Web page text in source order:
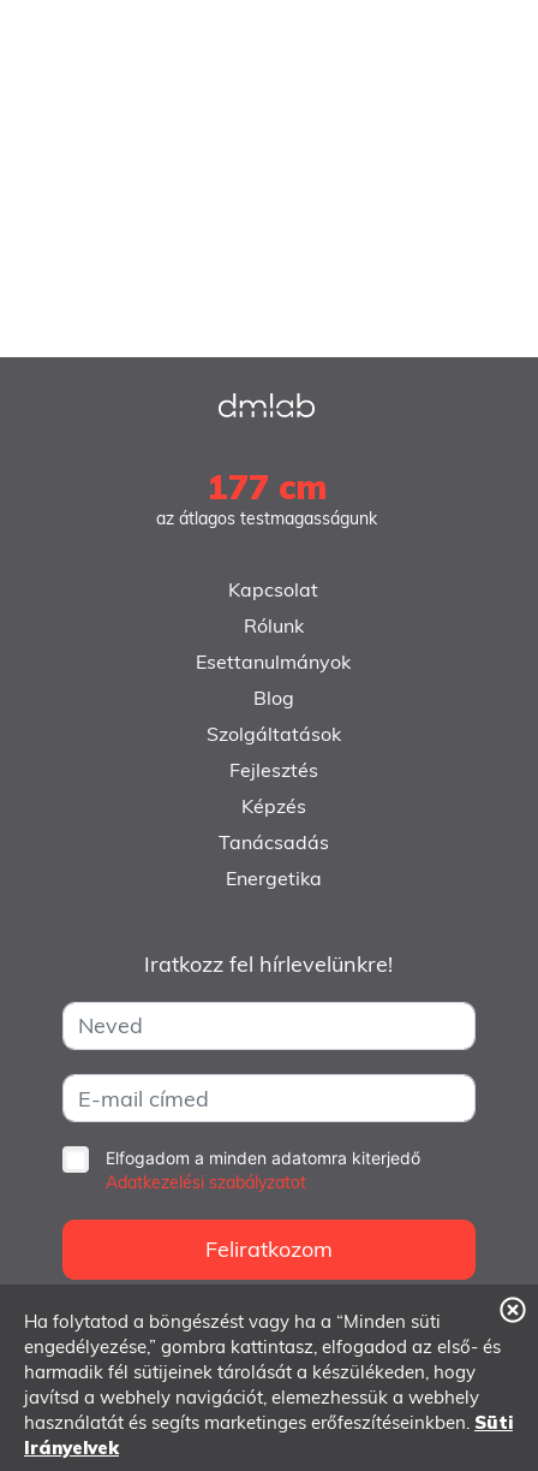
177 cm
az átlagos testmagasságunk
Kapcsolat
Rólunk
Esettanulmányok
Blog
Szolgáltatások
Fejlesztés
Képzés
Tanácsadás
Energetika
Iratkozz fel hírlevelünkre!
Elfogadom a minden adatomra kiterjedő
Adatkezelési szabályzatot
Feliratkozom
info@dmlab.hu
1062 Budapest, Andrássy út 97.
Ha folytatod a böngészést vagy ha a “Minden süti
engedélyezése,” gombra kattintasz, elfogadod az első- és
harmadik fél sütijeinek tárolását a készülékeden, hogy
javítsd a webhely navigációt, elemezhessük a webhely
használatát és segíts marketinges erőfeszítéseinkben. Süti
Irányelvek